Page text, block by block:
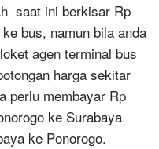
saat ini berkisar Rp
bus, namun bila anda
agen terminal bus
harga sekitar
perlu membayar Rp
ke Surabaya
ke Ponorogo.